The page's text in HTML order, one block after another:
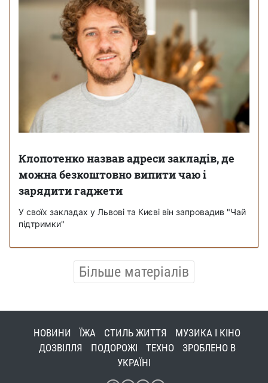
Клопотенко назвав адреси закладів, де
можна безкоштовно випити чаю і
зарядити гаджети
У своїх закладах у Львові та Києві він запровадив "Чай
підтримки"
Більше матеріалів
НОВИНИ ЇЖА СТИЛЬ ЖИТТЯ
МУЗИКА І КІНО
ДОЗВІЛЛЯ
ПОДОРОЖІ ТЕХНО
ЗРОБЛЕНО В
УКРАЇНІ